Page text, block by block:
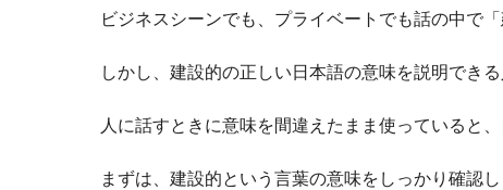
ビジネスシーンでも、プライベートでも話の中で
しかし、建設的の正しい日本語の意味を説明でき
人に話すときに意味を間違えたまま使っていると
まずは、建設的という言葉の意味をしっかり確認し